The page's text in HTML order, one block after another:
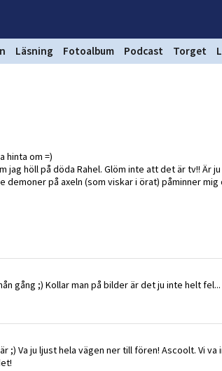
Läsning Fotoalbum Podcast Torget
hinta om =)
höll på döda Rahel. Glöm inte att det är tv!! Är
på axeln (som viskar i örat) påminner
gång ;) Kollar man på bilder är det ju inte helt fel...
;) Va ju ljust hela vägen ner till fören! Ascoolt. Vi